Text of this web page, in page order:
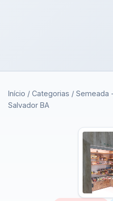
Início / Categorias / Semeada
Salvador BA